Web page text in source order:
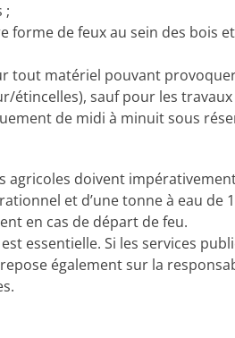
;
forme de feux au sein des bois et
tout matériel pouvant
étincelles), sauf pour les travaux
de midi à minuit sous
agricoles doivent
et d’une tonne à eau de
en cas de départ de feu.
essentielle. Si les services
également sur la